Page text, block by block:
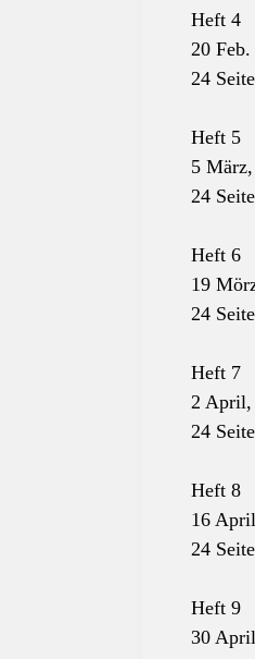
Heft 4
20
24
Heft 5
5
24
Heft 6
19
24
Heft 7
2 April,
24
Heft 8
16
24
Heft 9
30